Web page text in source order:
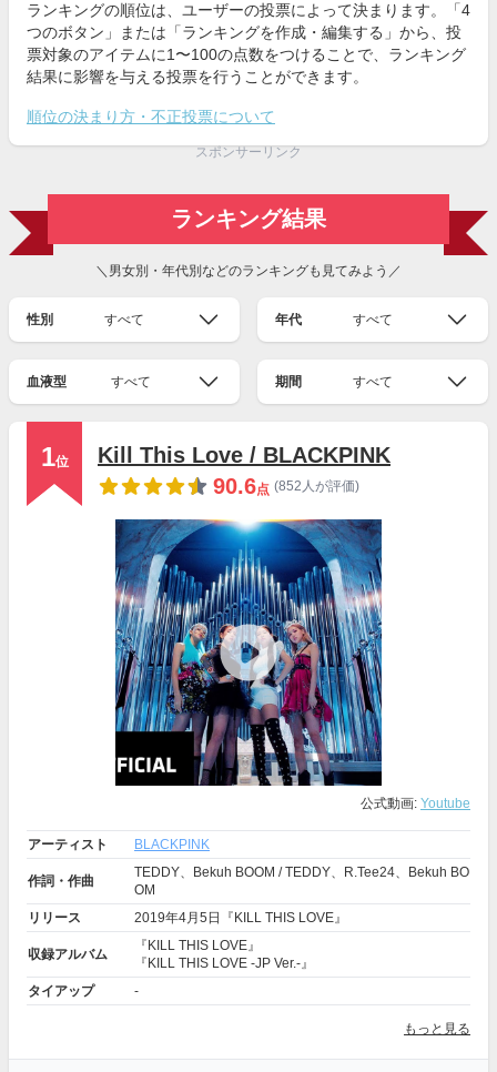
ランキングの順位は、ユーザーの投票によって決まります。「4
つのボタン」または「ランキングを作成・編集する」から、投
票対象のアイテムに1〜100の点数をつけることで、ランキング
結果に影響を与える投票を行うことができます。
順位の決まり方・不正投票について
スポンサーリンク
ランキング結果
＼男女別・年代別などのランキングも見てみよう／
性別 すべて 年代 すべて
血液型 すべて 期間 すべて
1位
Kill This Love / BLACKPINK
90.6点 (852人が評価)
公式動画: Youtube
アーティスト BLACKPINK
作詞・作曲
TEDDY、Bekuh BOOM / TEDDY、R.Tee24、Bekuh BO
OM
リリース
2019年4月5日『KILL THIS LOVE』
収録アルバム
『KILL THIS LOVE』
『KILL THIS LOVE -JP Ver.-』
タイアップ
-
もっと見る